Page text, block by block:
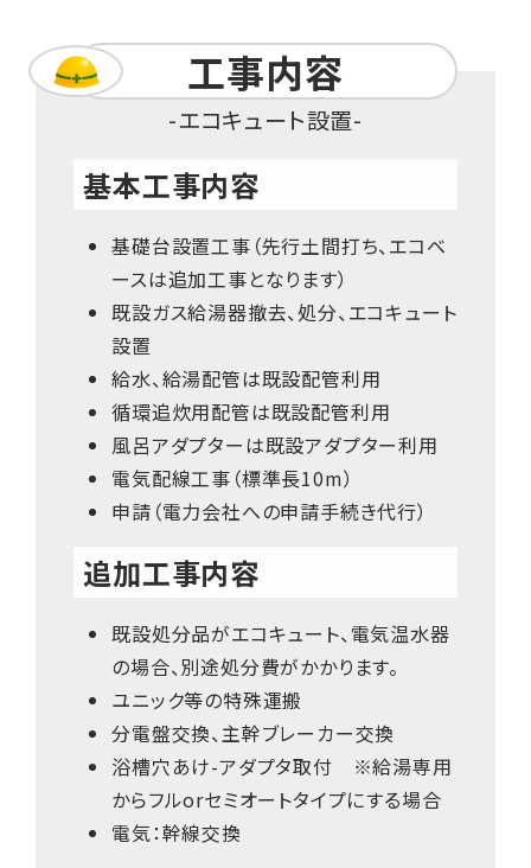
工事内容
エコキュート設置
基本工事内容
基礎台設置工事（先行土間打ち、エコベ
ースは追加工事となります）
既設ガス給湯器撤去、処分、エコキュート
設置
給水、給湯配管は既設配管利用
循環追炊用配管は既設配管利用
風呂アダプターは既設アダプター利用
電気配線工事（標準長10m）
申請（電力会社への申請手続き代行）
追加工事内容
既設処分品がエコキュート、電気温水器
の場合、別途処分費がかかります。
ユニック等の特殊運搬
分電盤交換、主幹ブレーカー交換
浴槽穴あけ-アダプタ取付 ※給湯専用
からフルorセミオートタイプにする場合
電気：幹線交換